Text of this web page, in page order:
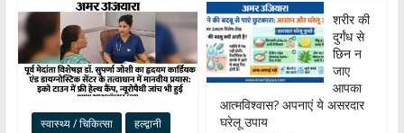
स्वास्थ्य / चिकित्सा हल्द्वानी
शरीर की
दुर्गंध से
छिन न
जाए
आपका
आत्मविश्वास? अपनाएं ये असरदार
घरेलू उपाय